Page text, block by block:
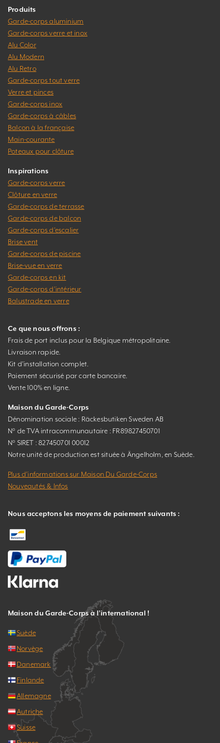
Produits
Garde-corps aluminium
Garde-corps verre et inox
Alu Color
Alu Modern
Alu Retro
Garde-corps tout verre
Verre et pinces
Garde-corps inox
Garde-corps à câbles
Balcon à la française
Main-courante
Poteaux pour clôture
Inspirations
Garde-corps verre
Clôture en verre
Garde-corps de terrasse
Garde-corps de balcon
Garde-corps d’escalier
Brise vent
Garde-corps de piscine
Brise-vue en verre
Garde-corps en kit
Garde-corps d’intérieur
Balustrade en verre
Ce que nous offrons :
Frais de port inclus pour la Belgique métropolitaine.
Livraison rapide.
Kit d’installation complet.
Paiement sécurisé par carte bancaire.
Vente 100% en ligne.
Maison du Garde-Corps
Dénomination sociale : Räckesbutiken Sweden AB
N° de TVA intracommunautaire : FR89827450701
N° SIRET : 827450701 00012
Notre unité de production est située à Ängelholm, en Suède.
Plus d’informations sur Maison Du Garde-Corps
Nouveautés & Infos
Nous acceptons les moyens de paiement suivants :
Maison du Garde-Corps à l’international !
Suède
Norvège
Danemark
Finlande
Allemagne
Autriche
Suisse